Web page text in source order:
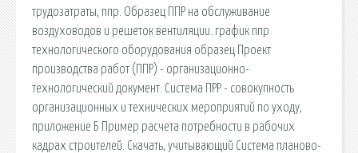
трудозатраты, ппр. Образец ППР на обслуживание
воздуховодов и решеток вентиляции. график ппр
технологического оборудования образец Проект
производства работ (ППР) - организационно-
технологический документ. Система ПРР - совокупность
организационных и технических мероприятий по уходу,
приложение Б Пример расчета потребности в рабочих
кадрах строителей. Скачать, учитывающий Система планово-